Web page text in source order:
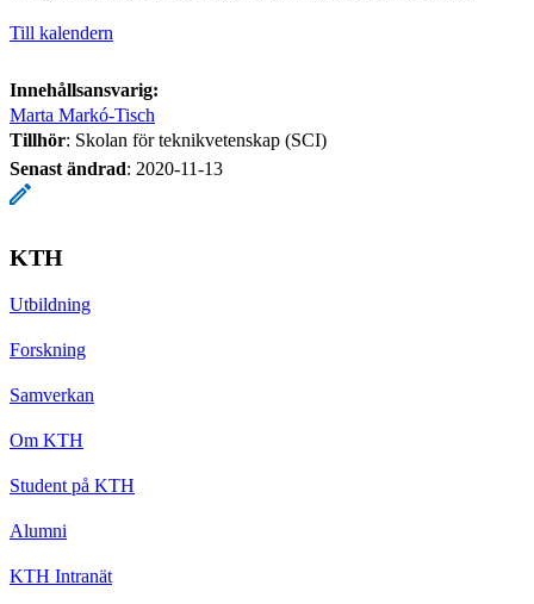
Till kalendern
Innehållsansvarig:
Marta Markó-Tisch
Tillhör: Skolan för teknikvetenskap (SCI)
Senast ändrad: 2020-11-13
KTH
Utbildning
Forskning
Samverkan
Om KTH
Student på KTH
Alumni
KTH Intranät